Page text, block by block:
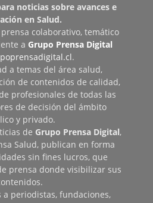
noticias sobre avances e
en Salud.
colaborativo, temático
a Grupo Prensa Digital
.
a temas del área salud,
de contenidos de calidad,
profesionales de todas las
de decisión del ámbito
y privado.
de Grupo Prensa Digital,
Salud, publican en forma
sin fines lucros, que
prensa donde visibilizar sus
a periodistas, fundaciones,